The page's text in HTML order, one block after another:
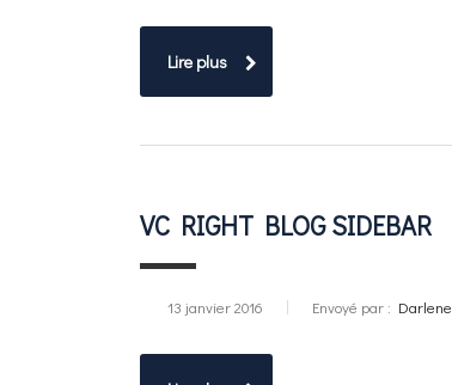
Lire plus
VC RIGHT BLOG SIDEBAR
13 janvier 2016 Envoyé par : Darlene